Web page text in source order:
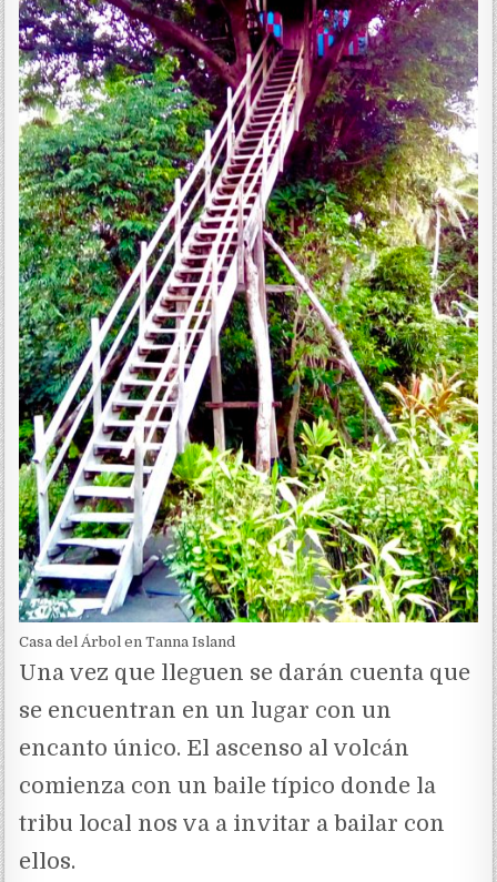
Casa del Árbol en Tanna Island
Una vez que lleguen se darán cuenta que
se encuentran en un lugar con un
encanto único. El ascenso al volcán
comienza con un baile típico donde la
tribu local nos va a invitar a bailar con
ellos.